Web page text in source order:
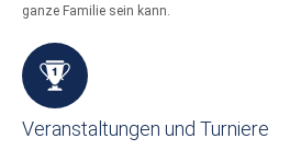
ganze Familie sein kann.
Veranstaltungen und Turniere